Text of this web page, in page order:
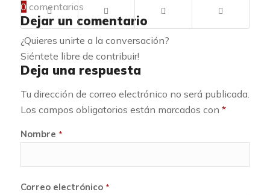
0 comentarios
Dejar un comentario
¿Quieres unirte a la conversación?
Siéntete libre de contribuir!
Deja una respuesta
Tu dirección de correo electrónico no será publicada.
Los campos obligatorios están marcados con *
Nombre *
Correo electrónico *